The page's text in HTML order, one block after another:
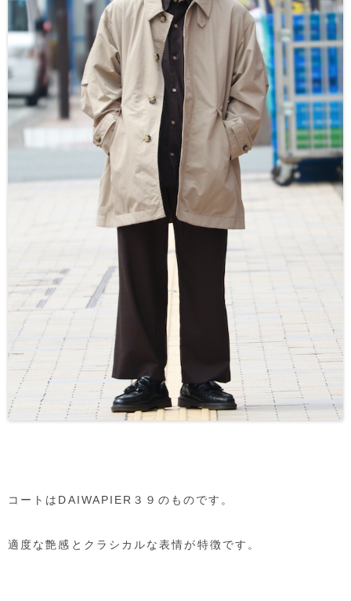
コートはDAIWAPIER３９のものです。
適度な艶感とクラシカルな表情が特徴です。